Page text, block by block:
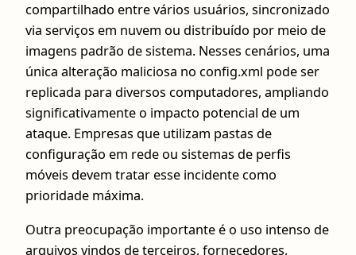
compartilhado entre vários usuários, sincronizado
via serviços em nuvem ou distribuído por meio de
imagens padrão de sistema. Nesses cenários, uma
única alteração maliciosa no config.xml pode ser
replicada para diversos computadores, ampliando
significativamente o impacto potencial de um
ataque. Empresas que utilizam pastas de
configuração em rede ou sistemas de perfis
móveis devem tratar esse incidente como
prioridade máxima.
Outra preocupação importante é o uso intenso de
arquivos vindos de terceiros, fornecedores,